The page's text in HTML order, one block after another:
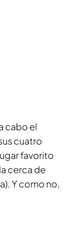
cabo el
cuatro
favorito
cerca de
Y como no,